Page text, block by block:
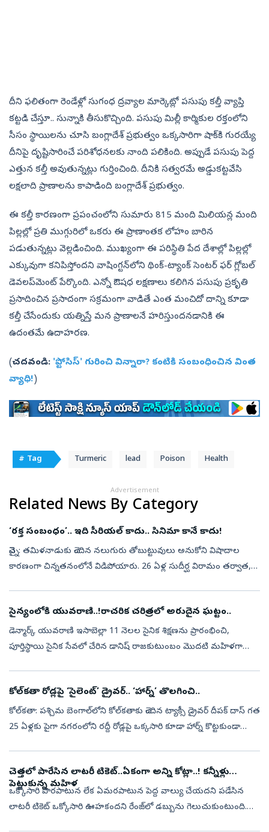
దీని ఫలితంగా రెండేళ్లో సుగంధ ద్రవ్యాల మార్కెట్లో పసుపు కల్తీ వ్యాప్తి
కట్టడి చేస్తూ.. సున్నాకి తీసుకొచ్చింది. పసుపు మిల్లీ కార్మికుల రక్తంలోని
సీసం స్థాయిలను చూసి బంగ్లాదేశ్‌ ప్రభుత్వం ఒక్కసారిగా షాక్‌కి గురయ్యే
దీనిపై దృష్టిసారించే పరిశోధనలకు నాంది పలికింది. అప్పుడే పసుపు పెద్ద
ఎత్తున కల్తీ అవుతున్నట్లు గుర్తించింది. దీనికి సత్వరమే అడ్డుకట్టవేసి
లక్షలాది ప్రాణాలను కాపాడింది బంగ్లాదేశ్‌ ప్రభుత్వం.
ఈ కల్తీ కారణంగా ప్రపంచంలోని సుమారు 815 మంది మిలియన్ల మంది
పిల్లల్లో ప్రతి ముగ్గురిలో ఒకరు ఈ ప్రాణాంతక లోహం బారిన
పడుతున్నట్లు వెల్లడించింది. ముఖ్యంగా ఈ పరిస్థితి పేద దేశాల్లో పిల్లల్లో
ఎక్కువుగా కనిపిస్తోందని వాషింగ్టన్‌లోని థింక్-ట్యాంక్ సెంటర్ ఫర్ గ్లోబల్
డెవలప్‌మెంట్ పేర్కొంది. ఎన్నో ఔషధ లక్షణాలు కలిగిన పసుపు ప్రకృతి
ప్రసాదించిన ప్రసాదంగా సక్రమంగా వాడితే ఎంత మంచిదో దాన్ని కూడా
కల్తీ చేసేందుకు యత్నిస్తే మన ప్రాణాలనే హరిస్తుందనడానికి ఈ
ఉదంతమే ఉదాహరణ.
(చదవండి: 'ప్టోసిస్‌' గురించి విన్నారా? కంటికి సంబంధించిన వింత
వ్యాధి!)
# Tag Turmeric lead Poison Health
Advertisement
Related News By Category
‘రక్త సంబంధం’.. ఇది సీరియల్‌ కాదు.. సినిమా కానే కాదు!
చెన్నై: తమిళనాడుకు చెందిన నలుగురు తోబుట్టువులు అనుకోని విషాదాల
కారణంగా చిన్నతనంలోనే విడిపోయారు. 26 ఏళ్ల సుదీర్ఘ విరామం తర్వాత,
సైన్యంలోకి యువరాణి..!రాచరిక చరిత్రలో అరుదైన ఘట్టం..
డెన్మార్క్‌ యువరాణి ఇసాబెల్లా 11 నెలల సైనిక శిక్షణను ప్రారంభించి,
పూర్తిస్థాయి సైనిక సేవలో చేరిన డానిష్ రాజకుటుంబం మొదటి మహిళగా
కోల్‌కతా రోడ్లపై ‘సైలెంట్’ డ్రైవర్.. ‘హార్న్‌’ తొలగించి..
కోల్‌కతా: పశ్చిమ బెంగాల్‌లోని కోల్‌కతాకు చెందిన ట్యాక్సీ డ్రైవర్ దీపక్ దాస్ గత
25 ఏళ్లకు పైగా నగరంలోని రద్దీ రోడ్లపై ఒక్కసారి కూడా హార్న్ కొట్టకుండా
చెత్తలో పారేసిన లాటరీ టికెట్‌..ఏకంగా అన్ని కోట్లా..! కన్నీళ్లు
పెట్టుకున్న మహిళ
ఒక్కోసారి పొరపాటున లేక ఏమరపాటున పెద్ద వాల్యు చేయదని పడేసిన
లాటరీ టికెట్‌ ఒక్కోసారి ఊహకందని రేంజ్‌లో డబ్బును గెలుచుకుంటుంది.